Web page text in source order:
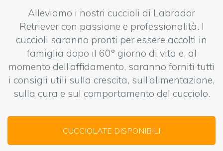
Alleviamo i nostri cuccioli di Labrador
Retriever con passione e professionalità. I
cuccioli saranno pronti per essere accolti in
famiglia dopo il 60° giorno di vita e, al
momento dell’affidamento, saranno forniti tutti
i consigli utili sulla crescita, sull’alimentazione,
sulla cura e sul comportamento del cucciolo.
CUCCIOLATE DISPONIBILI